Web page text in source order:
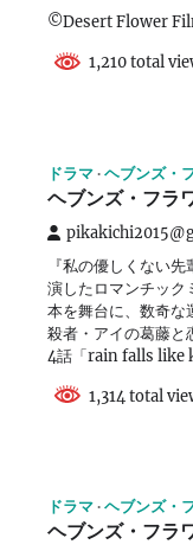
©Desert Flower
1,210 total
ドラマ ヘブンズ・
ヘブンズ・フラ
『私の優しくない
演したロマンチック
本を舞台に、数奇な
殺者・アイの葛藤
4話「rain falls like
1,314 total
ドラマ ヘブンズ・
ヘブンズ・フラ